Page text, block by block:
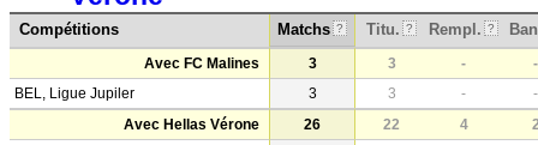
Compétitions Matchs ? Titu. ? Rempl. ?
Avec FC Malines 3 3 -
-
BEL, Ligue Jupiler
3 3 -
-
Avec Hellas Vérone
26 22 4